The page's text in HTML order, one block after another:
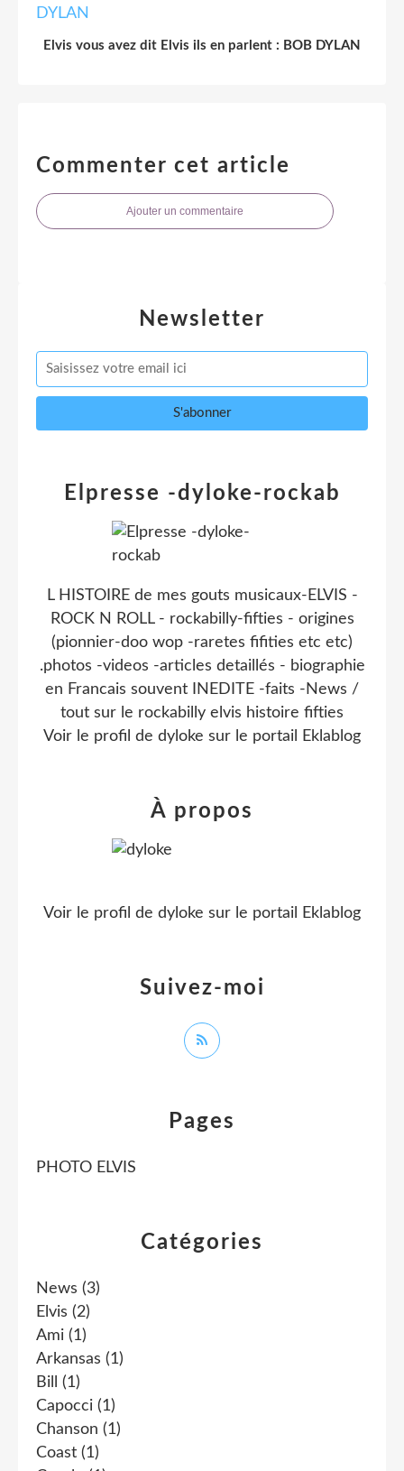
Elvis vous avez dit Elvis ils en parlent : BOB DYLAN
Commenter cet article
Ajouter un commentaire
Newsletter
Catégories
News (3)
Elvis (2)
Ami (1)
Arkansas (1)
Bill
(1)
Capocci (1)
Chanson (1)
Coast (1)
Pages
PHOTO ELVIS
Elpresse -dyloke-rockab
L HISTOIRE de mes gouts musicaux-ELVIS -
ROCK N ROLL - rockabilly-fifties - origines
(pionnier-doo wop -raretes fifities etc etc)
.photos -videos -articles detaillés - biographie
en Francais souvent INEDITE -faits -News /
tout sur le rockabilly elvis histoire fifties
Voir le profil de dyloke sur le portail Eklablog
Suivez-moi
À propos
Voir le profil de dyloke sur le portail Eklablog